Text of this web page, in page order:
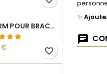
CHARM POUR BRACELET COLLECTION CLIP STRASS SÉPARATEUR ESPACEUR
€ favorite_border
✨